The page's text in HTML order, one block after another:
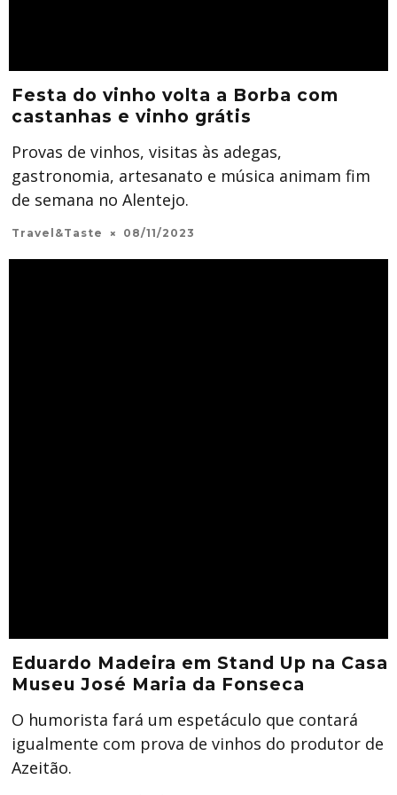
Festa do vinho volta a Borba com
castanhas e vinho grátis
Provas de vinhos, visitas às adegas,
gastronomia, artesanato e música animam fim
de semana no Alentejo.
Travel&Taste 08/11/2023
Eduardo Madeira em Stand Up na Casa
Museu José Maria da Fonseca
O humorista fará um espetáculo que contará
igualmente com prova de vinhos do produtor de
Azeitão.